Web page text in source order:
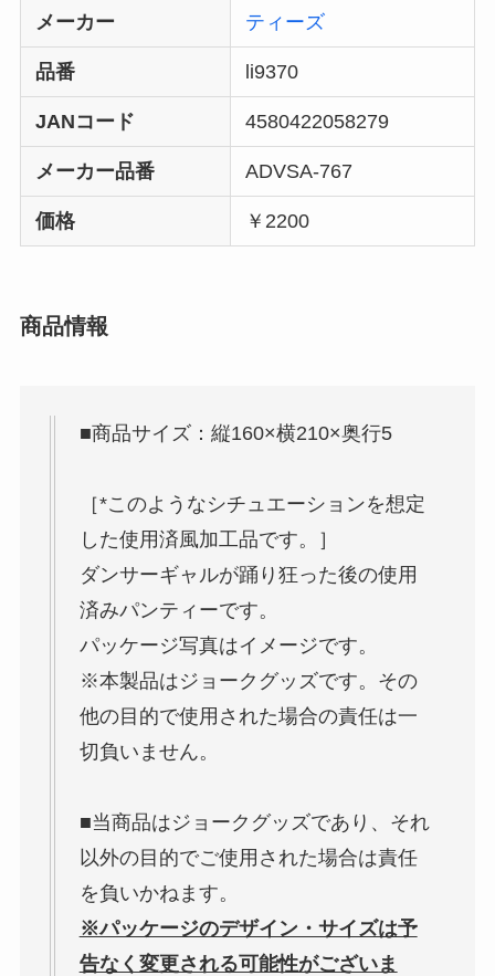
メーカー ティーズ
品番 li9370
JANコード 4580422058279
メーカー品番 ADVSA-767
価格 ￥2200
商品情報
■商品サイズ：縦160×横210×奥行5
［*このようなシチュエーションを想定
した使用済風加工品です。］
ダンサーギャルが踊り狂った後の使用
済みパンティーです。
パッケージ写真はイメージです。
※本製品はジョークグッズです。その
他の目的で使用された場合の責任は一
切負いません。
■当商品はジョークグッズであり、それ
以外の目的でご使用された場合は責任
を負いかねます。
※パッケージのデザイン・サイズは予
告なく変更される可能性がございま